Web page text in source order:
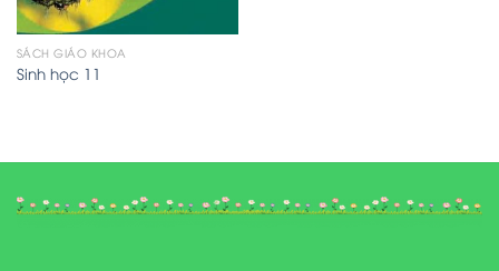
SÁCH GIÁO KHOA
Sinh học 11